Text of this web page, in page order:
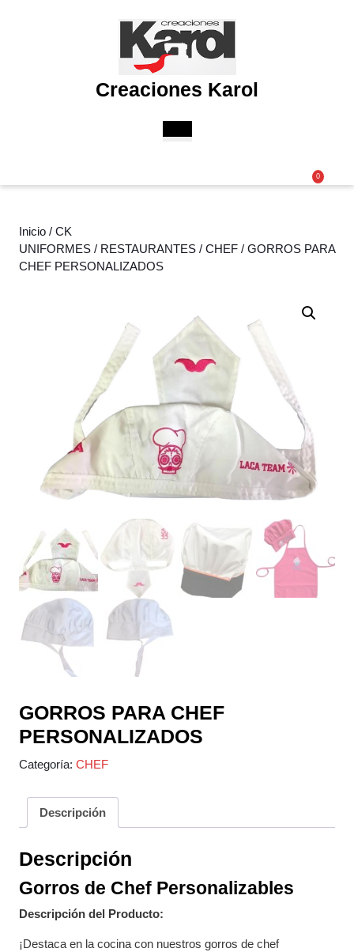
Creaciones Karol
/
de
0
Inicio / CK
UNIFORMES / RESTAURANTES / CHEF / GORROS PARA
CHEF PERSONALIZADOS
GORROS PARA CHEF
PERSONALIZADOS
Categoría: CHEF
Descripción
Descripción
Gorros de Chef Personalizables
Descripción del Producto:
¡Destaca en la cocina con nuestros gorros de chef